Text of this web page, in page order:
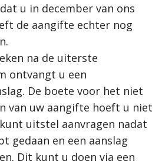
u in december van ons
de aangifte echter nog
na de uiterste
ontvangt u een
De boete voor het niet
van uw aangifte hoeft u niet
uitstel aanvragen nadat
gedaan en een aanslag
Dit kunt u doen via een